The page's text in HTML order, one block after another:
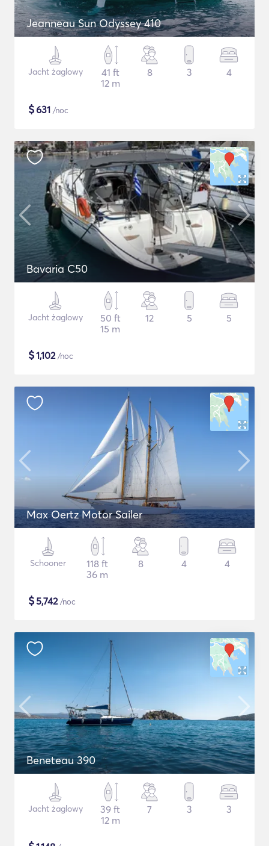
Jeanneau Sun Odyssey 410
Jacht żaglowy
41 ft
12 m
8 3 4
$631 /noc
Bavaria C50
Jacht żaglowy
50 ft
15 m
12 5 5
$1,102/noc
Max Oertz Motor Sailer
Schooner
118 ft
36 m
8 4 4
$5,742/noc
Beneteau 390
Jacht żaglowy
39 ft
12 m
7 3 3